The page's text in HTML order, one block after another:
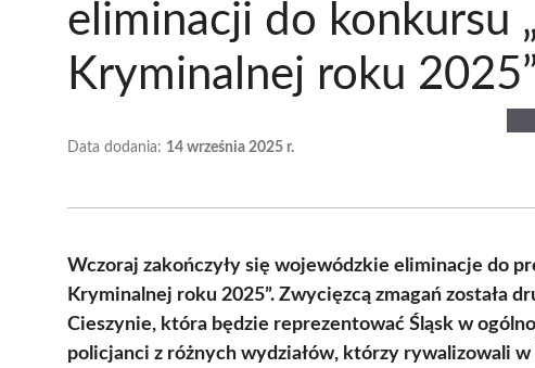
eliminacji do konkursu
Kryminalnej roku
Data dodania: 14 września 2025 r.
Wczoraj zakończyły się wojewódzkie eliminacje do
Kryminalnej roku 2025”. Zwycięzcą zmagań została
Cieszynie, która będzie reprezentować Śląsk w
policjanci z różnych wydziałów, którzy rywalizowali